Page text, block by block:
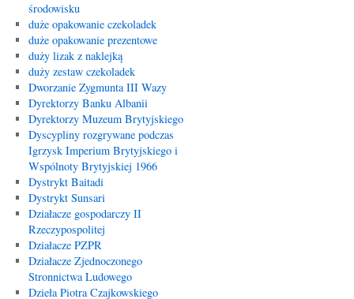
środowisku
duże opakowanie czekoladek
duże opakowanie prezentowe
duży lizak z naklejką
duży zestaw czekoladek
Dworzanie Zygmunta III Wazy
Dyrektorzy Banku Albanii
Dyrektorzy Muzeum Brytyjskiego
Dyscypliny rozgrywane podczas
Igrzysk Imperium Brytyjskiego i
Wspólnoty Brytyjskiej 1966
Dystrykt Baitadi
Dystrykt Sunsari
Działacze gospodarczy II
Rzeczypospolitej
Działacze PZPR
Działacze Zjednoczonego
Stronnictwa Ludowego
Dzieła Piotra Czajkowskiego